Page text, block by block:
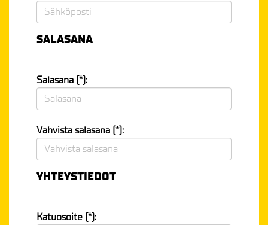
SALASANA
Salasana (*):
Vahvista salasana (*):
YHTEYSTIEDOT
Katuosoite (*):